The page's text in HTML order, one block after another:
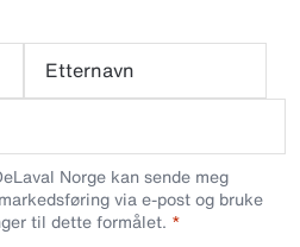
Etternavn
Norge kan sende meg
via e-post og bruke
til dette formålet.